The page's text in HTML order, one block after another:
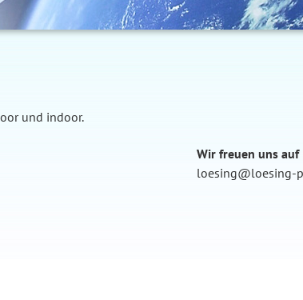
und indoor.
Wir freuen uns
loesing@loesing-